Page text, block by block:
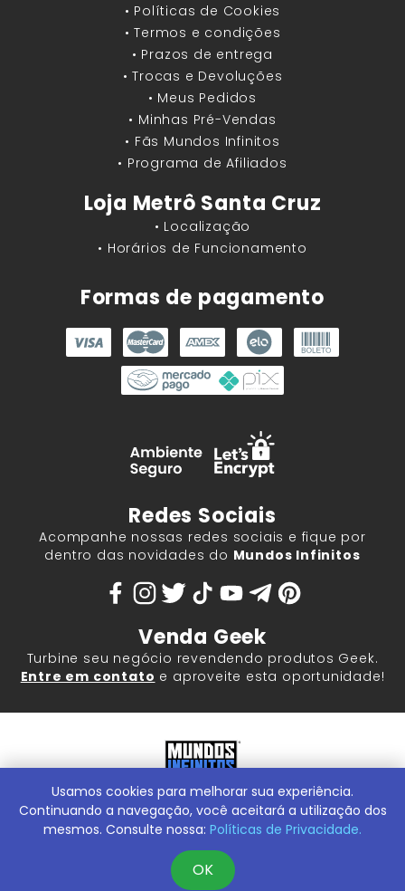
• Políticas de Cookies
• Termos e condições
• Prazos de entrega
• Trocas e Devoluções
• Meus Pedidos
• Minhas Pré-Vendas
• Fãs Mundos Infinitos
• Programa de Afiliados
Loja Metrô Santa Cruz
• Localização
• Horários de Funcionamento
Formas de pagamento
Redes Sociais
Acompanhe nossas redes sociais e fique por
dentro das novidades do Mundos Infinitos
Venda Geek
Turbine seu negócio revendendo produtos Geek.
Entre em contato e aproveite esta oportunidade!
Mundos Infinitos - Publicações e Geek Store |ContentStuff
Publicações e Assinaturas Ltda. CNPJ - 05.859.917/0001-60.
Conheça nossa Loja Física:Rua Machado Bitencourt, 291 -
Usamos cookies para melhorar sua experiência.
Continuando a navegação, você aceitará a utilização dos
mesmos. Consulte nossa: Políticas de Privacidade.
OK